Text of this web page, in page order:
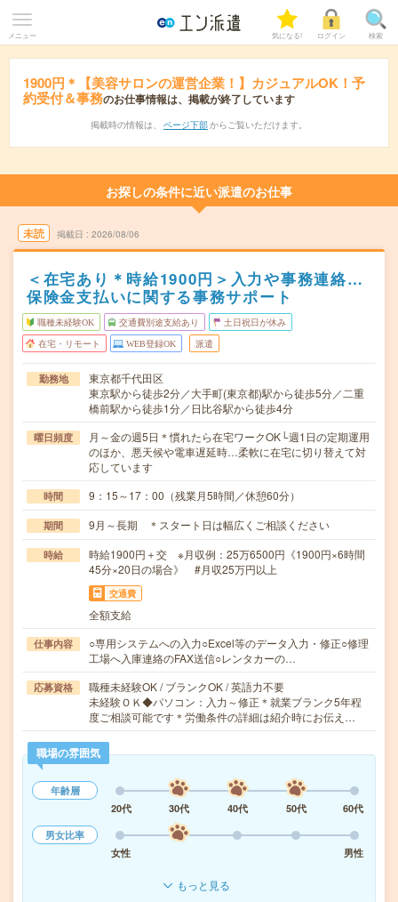
メニュー 気になる! ログイン 検索
1900円＊【美容サロンの運営企業！】カジュアルOK！予
約受付＆事務のお仕事情報は、掲載が終了しています
掲載時の情報は、 ページ下部 からご覧いただけます。
お探しの条件に近い派遣のお仕事
未読 掲載日 2026/08/06
＜在宅あり＊時給1900円＞入力や事務連絡…
保険金支払いに関する事務サポート
職種未経験OK 交通費別途支給あり 土日祝日が休み
在宅・リモート WEB登録OK 派遣
勤務地
東京都千代田区
東京駅から徒歩2分／大手町(東京都)駅から徒歩5分／二重
橋前駅から徒歩1分／日比谷駅から徒歩4分
曜日頻度
月～金の週5日＊慣れたら在宅ワークOK└週1日の定期運用
のほか、悪天候や電車遅延時…柔軟に在宅に切り替えて対
応しています
時間 9：15～17：00（残業月5時間／休憩60分）
期間 9月～長期 ＊スタート日は幅広くご相談ください
時給
時給1900円＋交 ※月収例：25万6500円《1900円×6時間
45分×20日の場合》 #月収25万円以上
交通費
全額支給
仕事内容
○専用システムへの入力○Excel等のデータ入力・修正○修理
工場へ入庫連絡のFAX送信○レンタカーの…
応募資格
職種未経験OK / ブランクOK / 英語力不要
未経験ＯＫ◆パソコン：入力～修正＊就業ブランク5年程
度ご相談可能です＊労働条件の詳細は紹介時にお伝え…
職場の雰囲気
年齢層
20代
30代 40代 50代
60代
男女比率
女性
男性
もっと見る